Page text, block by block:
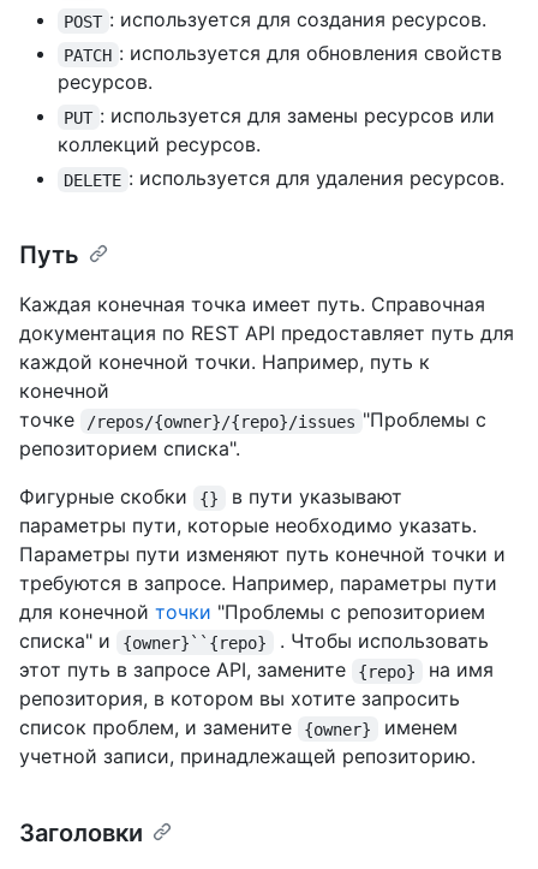
POST : используется для создания ресурсов.
PATCH : используется для обновления свойств
ресурсов.
PUT : используется для замены ресурсов или
коллекций ресурсов.
DELETE : используется для удаления ресурсов.
Путь
Каждая конечная точка имеет путь. Справочная
документация по REST API предоставляет путь для
каждой конечной точки. Например, путь к
конечной
точке
/repos/{owner}/{repo}/issues "Проблемы с
репозиторием списка".
Фигурные скобки
{}
в пути указывают
параметры пути, которые необходимо указать.
Параметры пути изменяют путь конечной точки и
требуются в запросе. Например, параметры пути
для конечной точки "Проблемы с репозиторием
списка" и
{owner}``{repo}
. Чтобы использовать
этот путь в запросе API, замените
{repo}
на имя
репозитория, в котором вы хотите запросить
список проблем, и замените
{owner}
именем
учетной записи, принадлежащей репозиторию.
Заголовки